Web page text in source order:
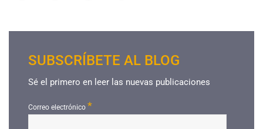
SUBSCRÍBETE AL BLOG
Sé el primero en leer las nuevas publicaciones
Correo electrónico *